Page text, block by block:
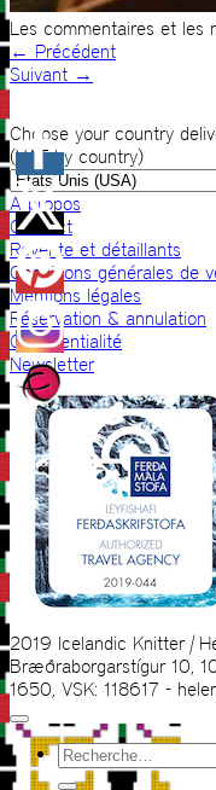
Les commentaires et les
← Précédent
Suivant →
Choose your country
(VAT by country)
A propos
Contact
Revente et détaillants
Conditions générales de
Mentions légales
Réservation & annulation
Confidentialité
Newsletter
2019 Icelandic Knitter |
Bræðraborgarstígur 10,
1650, VSK: 118617 -
Recherche
pour :